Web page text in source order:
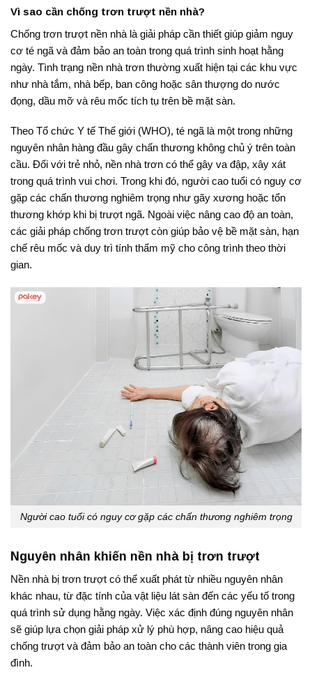
Vì sao cần chống trơn trượt nền nhà?
Chống trơn trượt nền nhà là giải pháp cần thiết giúp giảm nguy
cơ té ngã và đảm bảo an toàn trong quá trình sinh hoạt hằng
ngày. Tình trạng nền nhà trơn thường xuất hiện tại các khu vực
như nhà tắm, nhà bếp, ban công hoặc sân thượng do nước
đọng, dầu mỡ và rêu mốc tích tụ trên bề mặt sàn.
Theo Tổ chức Y tế Thế giới (WHO), té ngã là một trong những
nguyên nhân hàng đầu gây chấn thương không chủ ý trên toàn
cầu. Đối với trẻ nhỏ, nền nhà trơn có thể gây va đập, xây xát
trong quá trình vui chơi. Trong khi đó, người cao tuổi có nguy cơ
gặp các chấn thương nghiêm trọng như gãy xương hoặc tổn
thương khớp khi bị trượt ngã. Ngoài việc nâng cao độ an toàn,
các giải pháp chống trơn trượt còn giúp bảo vệ bề mặt sàn, hạn
chế rêu mốc và duy trì tính thẩm mỹ cho công trình theo thời
gian.
Người cao tuổi có nguy cơ gặp các chấn thương nghiêm trọng
Nguyên nhân khiến nền nhà bị trơn trượt
Nền nhà bị trơn trượt có thể xuất phát từ nhiều nguyên nhân
khác nhau, từ đặc tính của vật liệu lát sàn đến các yếu tố trong
quá trình sử dụng hằng ngày. Việc xác định đúng nguyên nhân
sẽ giúp lựa chọn giải pháp xử lý phù hợp, nâng cao hiệu quả
chống trượt và đảm bảo an toàn cho các thành viên trong gia
đình.